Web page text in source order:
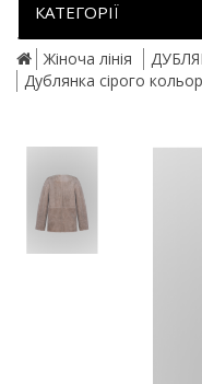
КАТЕГОРІЇ
Жіноча лінія
Дублянка сірого